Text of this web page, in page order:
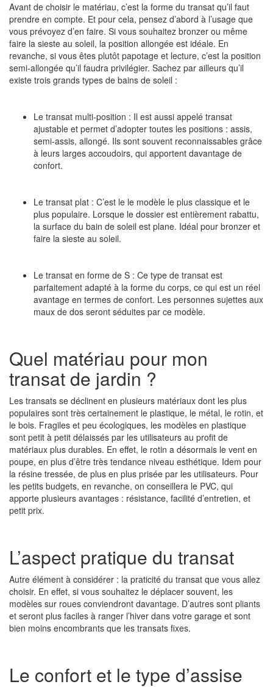
Avant de choisir le matériau, c’est la forme du transat qu’il faut
prendre en compte. Et pour cela, pensez d’abord à l’usage que
vous prévoyez d’en faire. Si vous souhaitez bronzer ou même
faire la sieste au soleil, la position allongée est idéale. En
revanche, si vous êtes plutôt papotage et lecture, c’est la position
semi-allongée qu’il faudra privilégier. Sachez par ailleurs qu’il
existe trois grands types de bains de soleil :
Le transat multi-position : Il est aussi appelé transat
ajustable et permet d’adopter toutes les positions : assis,
semi-assis, allongé. Ils sont souvent reconnaissables grâce
à leurs larges accoudoirs, qui apportent davantage de
confort.
Le transat plat : C’est le le modèle le plus classique et le
plus populaire. Lorsque le dossier est entièrement rabattu,
la surface du bain de soleil est plane. Idéal pour bronzer et
faire la sieste au soleil.
Le transat en forme de S : Ce type de transat est
parfaitement adapté à la forme du corps, ce qui est un réel
avantage en termes de confort. Les personnes sujettes aux
maux de dos seront séduites par ce modèle.
Quel matériau pour mon
transat de jardin ?
Les transats se déclinent en plusieurs matériaux dont les plus
populaires sont très certainement le plastique, le métal, le rotin, et
le bois. Fragiles et peu écologiques, les modèles en plastique
sont petit à petit délaissés par les utilisateurs au profit de
matériaux plus durables. En effet, le rotin a désormais le vent en
poupe, en plus d’être très tendance niveau esthétique. Idem pour
la résine tressée, de plus en plus prisée par les utilisateurs. Pour
les petits budgets, en revanche, on conseillera le PVC, qui
apporte plusieurs avantages : résistance, facilité d’entretien, et
petit prix.
L’aspect pratique du transat
Autre élément à considérer : la praticité du transat que vous allez
choisir. En effet, si vous souhaitez le déplacer souvent, les
modèles sur roues conviendront davantage. D’autres sont pliants
et seront plus faciles à ranger l’hiver dans votre garage et sont
bien moins encombrants que les transats fixes.
Le confort et le type d’assise